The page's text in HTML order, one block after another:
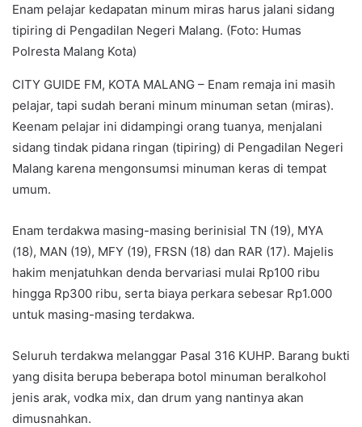
Enam pelajar kedapatan minum miras harus jalani sidang
tipiring di Pengadilan Negeri Malang. (Foto: Humas
Polresta Malang Kota)
CITY GUIDE FM, KOTA MALANG – Enam remaja ini masih
pelajar, tapi sudah berani minum minuman setan (miras).
Keenam pelajar ini didampingi orang tuanya, menjalani
sidang tindak pidana ringan (tipiring) di Pengadilan Negeri
Malang karena mengonsumsi minuman keras di tempat
umum.
Enam terdakwa masing-masing berinisial TN (19), MYA
(18), MAN (19), MFY (19), FRSN (18) dan RAR (17). Majelis
hakim menjatuhkan denda bervariasi mulai Rp100 ribu
hingga Rp300 ribu, serta biaya perkara sebesar Rp1.000
untuk masing-masing terdakwa.
Seluruh terdakwa melanggar Pasal 316 KUHP. Barang bukti
yang disita berupa beberapa botol minuman beralkohol
jenis arak, vodka mix, dan drum yang nantinya akan
dimusnahkan.